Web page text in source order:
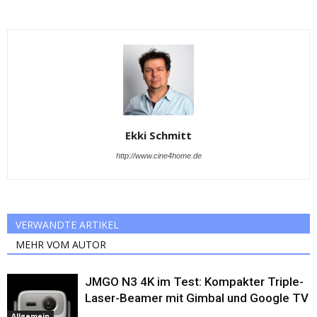
Ekki Schmitt
http://www.cine4home.de
VERWANDTE ARTIKEL
MEHR VOM AUTOR
JMGO N3 4K im Test: Kompakter Triple-
Laser-Beamer mit Gimbal und Google TV